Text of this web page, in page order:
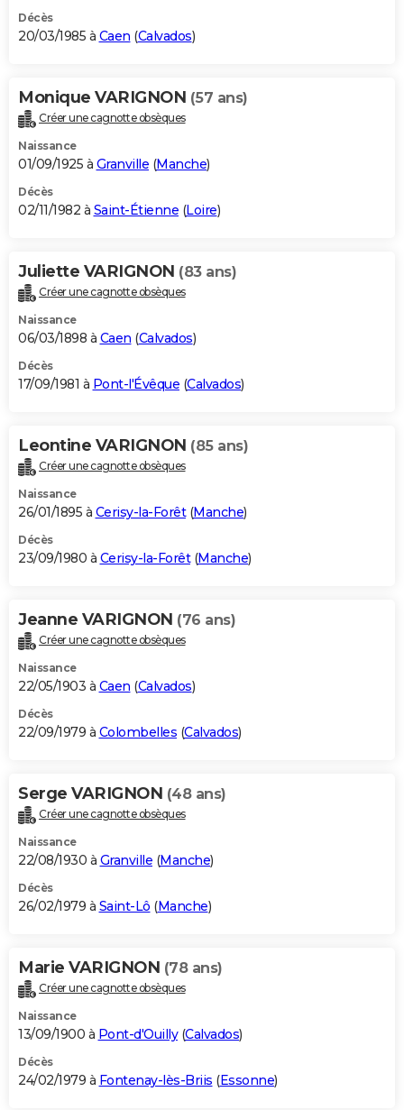
Décès
20/03/1985 à Caen (Calvados)
Monique VARIGNON (57 ans)
Créer une cagnotte obsèques
Naissance
01/09/1925 à Granville (Manche)
Décès
02/11/1982 à Saint-Étienne (Loire)
Juliette VARIGNON (83 ans)
Créer une cagnotte obsèques
Naissance
06/03/1898 à Caen (Calvados)
Décès
17/09/1981 à Pont-l'Évêque (Calvados)
Leontine VARIGNON (85 ans)
Créer une cagnotte obsèques
Naissance
26/01/1895 à Cerisy-la-Forêt(Manche)
Décès
23/09/1980 à Cerisy-la-Forêt(Manche)
Jeanne VARIGNON (76 ans)
Créer une cagnotte obsèques
Naissance
22/05/1903 à Caen (Calvados)
Décès
22/09/1979 à Colombelles (Calvados)
Serge VARIGNON (48 ans)
Créer une cagnotte obsèques
Naissance
22/08/1930 à Granville (Manche)
Décès
26/02/1979 à Saint-Lô (Manche)
Marie VARIGNON (78 ans)
Créer une cagnotte obsèques
Naissance
13/09/1900 à Pont-d'Ouilly(Calvados)
Décès
24/02/1979 à Fontenay-lès-Briis (Essonne)